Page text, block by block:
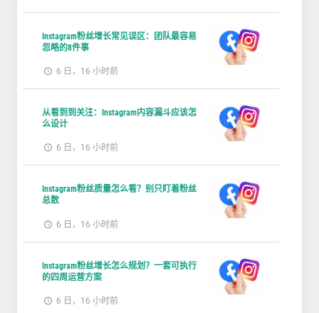
Instagram粉丝增长常见误区：团队最容易
忽略的8件事
6 日，16 小时前
从看到到关注：Instagram内容漏斗应该怎
么设计
6 日，16 小时前
Instagram粉丝质量怎么看？别只盯着粉丝
总数
6 日，16 小时前
Instagram粉丝增长怎么规划？一套可执行
的四周运营方案
6 日，16 小时前